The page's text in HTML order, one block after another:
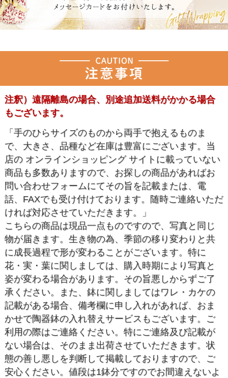
注釈）遠隔離島の場合、別途追加送料がかかる場合
もございます。
「手のひらサイズのものから両手で抱えるものま
で、大きさ、品種など在庫は豊富にございます。当
店の オンラインショッピング サイトに載っていない
商品も多数ありますので、お探しの商品があればお
問い合わせフォームにてその旨を記載または、電
話、FAXでも受け付けております。随時ご連絡いただ
ければ対応させていただきます。」
こちらの商品は現品一点ものですので、写真と同じ
物が届きます。生き物の為、季節の移り変わりと共
に成長過程で形が変わることがございます。特に
花・実・葉に関しましては、購入時期により写真と
姿が変わる場合があります。その旨悪しからずご了
承ください。また、鉢に関しましてはワレ・カケの
記載がある場合、備考欄に申し入れがあれば、おま
かせで陶器鉢の入れ替えサービスもございます。ご
利用の際はご連絡ください。特にご連絡及び記載が
ない場合は、そのまま出荷させていただきます。状
態の善し悪しを判断して掲載しておりますので、ご
安心ください。値段は1鉢分ですのでお間違えないよ